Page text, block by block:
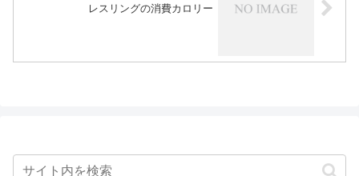
レスリングの消費カロリー